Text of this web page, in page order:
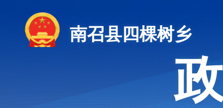
南召县四棵树乡